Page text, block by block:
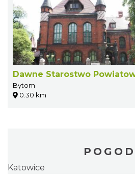
Dawne Starostwo
Bytom
0.30 km
Katowice